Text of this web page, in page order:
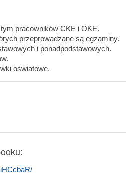
pracowników CKE i OKE.
przeprowadzane są egzaminy.
i ponadpodstawowych.
oświatowe.